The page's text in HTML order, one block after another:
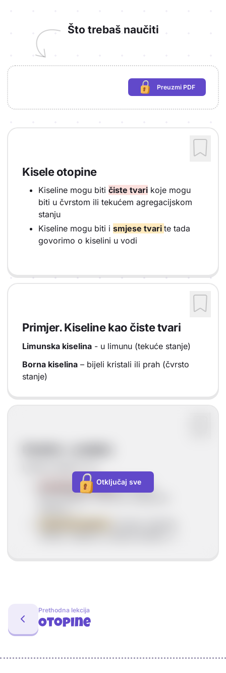
Što trebaš naučiti
Preuzmi PDF
(potrebna prijava)
Kisele otopine
Kiseline mogu biti čiste tvari koje mogu
biti u čvrstom ili tekućem agregacijskom
stanju
Kiseline mogu biti i smjese tvari te tada
govorimo o kiselini u vodi
Primjer. Kiseline kao čiste tvari
Limunska kiselina - u limunu (tekuće stanje)
Borna kiselina – bijeli kristali ili prah (čvrsto
stanje)
anorganske kiseline(dušična,
Otključaj sve
Prethodna lekcija
Otopine